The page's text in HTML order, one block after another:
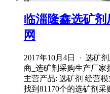
临淄隆鑫选矿
网
2017年10月4日 · 选矿
商_选矿剂采购生产厂家
主营产品: 选矿剂 经营
找到81170个的选矿剂